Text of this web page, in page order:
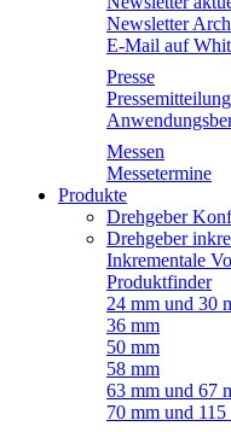
Newsletter
E-Mail auf
Presse
Messen
Messetermine
Produkte
Drehgeber
Drehgeber
Inkrementale
Produktfinder
24 mm und 30
36 mm
50 mm
58 mm
63 mm und 67
70 mm und 115